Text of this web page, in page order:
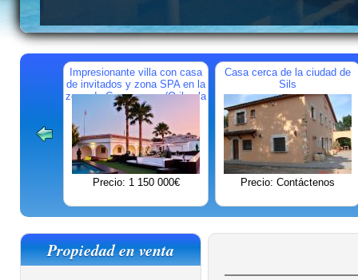
Impresionante villa con casa
de invitados y zona SPA en la
zona de Campoamor (Orihuela
Costa)
Precio: 1 150 000€
Casa cerca de la ciudad de
Sils
Precio: Contáctenos
Propiedad en venta